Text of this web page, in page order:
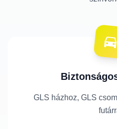
GLS házhoz, GLS